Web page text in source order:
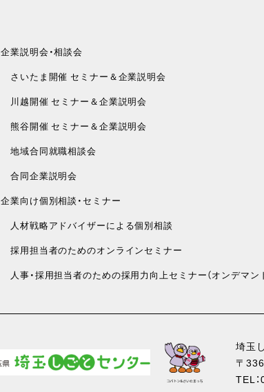
企業説明会・相談会
さいたま開催 セミナー＆企業説明会
川越開催 セミナー＆企業説明会
熊谷開催 セミナー＆企業説明会
地域合同就職相談会
合同企業説明会
企業向け個別相談・セミナー
人材戦略アドバイザーによる個別相談
採用担当者のためのオンラインセミナー
人事・採用担当者のための採用力向上セミナー（オンデマン
埼玉
〒
TEL：